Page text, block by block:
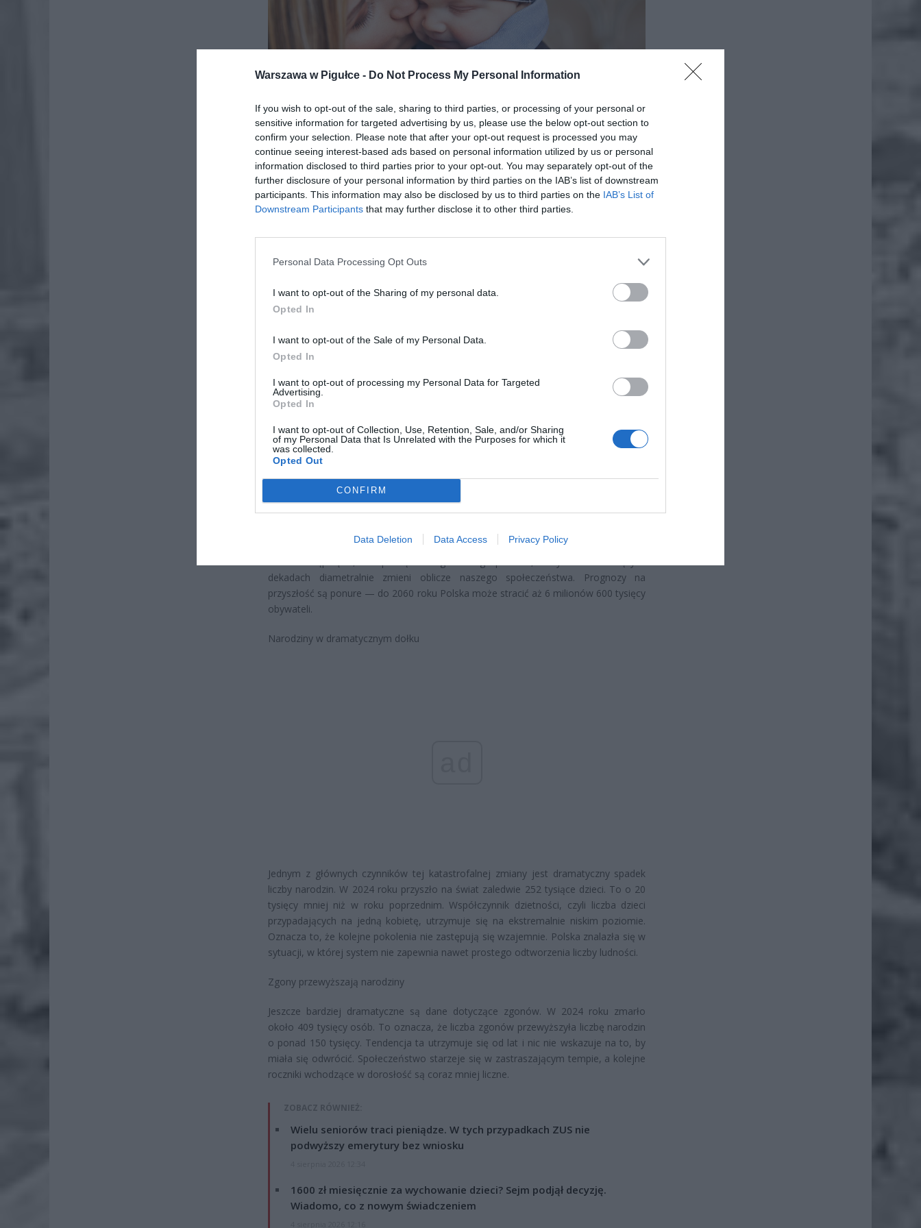
Warszawa w Pigułce - Do Not Process My Personal Information
If you wish to opt-out of the sale, sharing to third parties, or processing of your personal or
sensitive information for targeted advertising by us, please use the below opt-out section to
confirm your selection. Please note that after your opt-out request is processed you may
continue seeing interest-based ads based on personal information utilized by us or personal
information disclosed to third parties prior to your opt-out. You may separately opt-out of the
further disclosure of your personal information by third parties on the IAB’s list of downstream
participants. This information may also be disclosed by us to third parties on the IAB’s List of
Downstream Participants that may further disclose it to other third parties.
Personal Data Processing Opt Outs
I want to opt-out of the Sharing of my personal data.
Opted In
I want to opt-out of the Sale of my Personal Data.
Opted In
I want to opt-out of processing my Personal Data for Targeted
Advertising.
Opted In
I want to opt-out of Collection, Use, Retention, Sale, and/or Sharing
of my Personal Data that Is Unrelated with the Purposes for which it
was collected.
Opted Out
CONFIRM
Data Deletion Data Access Privacy Policy
ZOBACZ RÓWNIEŻ:
początek
4 sierpnia 2026 16:06
Pieniądze dla milionów polskich rodzin. ZUS wypłacił już 173 mln zł.
Wnioski wciąż można składać
To aż o 147 tysięcy osób mniej niż rok wcześniej. Eksperci ostrzegają, że to nie jest
dekadach diametralnie zmieni oblicze naszego społeczeństwa. Prognozy na
przyszłość są ponure — do 2060 roku Polska może stracić aż 6 milionów 600 tysięcy
obywateli.
Narodziny w dramatycznym dołku
Jednym z głównych czynników tej katastrofalnej zmiany jest dramatyczny spadek
liczby narodzin. W 2024 roku przyszło na świat zaledwie 252 tysiące dzieci. To o 20
tysięcy mniej niż w roku poprzednim. Współczynnik dzietności, czyli liczba dzieci
przypadających na jedną kobietę, utrzymuje się na ekstremalnie niskim poziomie.
Oznacza to, że kolejne pokolenia nie zastępują się wzajemnie. Polska znalazła się w
sytuacji, w której system nie zapewnia nawet prostego odtworzenia liczby ludności.
Zgony przewyższają narodziny
Jeszcze bardziej dramatyczne są dane dotyczące zgonów. W 2024 roku zmarło
około 409 tysięcy osób. To oznacza, że liczba zgonów przewyższyła liczbę narodzin
o ponad 150 tysięcy. Tendencja ta utrzymuje się od lat i nic nie wskazuje na to, by
miała się odwrócić. Społeczeństwo starzeje się w zastraszającym tempie, a kolejne
roczniki wchodzące w dorosłość są coraz mniej liczne.
ZOBACZ RÓWNIEŻ:
Wielu seniorów traci pieniądze. W tych przypadkach ZUS nie
podwyższy emerytury bez wniosku
1600 zł miesięcznie za wychowanie dzieci? Sejm podjął decyzję.
Wiadomo, co z nowym świadczeniem